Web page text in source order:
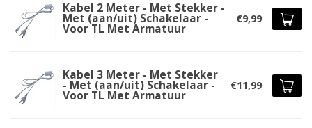
Kabel 2 Meter - Met Stekker -
Met (aan/uit) Schakelaar -
Voor TL Met Armatuur
€9,99
Kabel 3 Meter - Met Stekker
- Met (aan/uit) Schakelaar -
Voor TL Met Armatuur
€11,99